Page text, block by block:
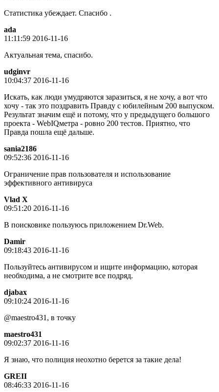
Статистика убеждает. Спасибо .
ada
11:11:59 2016-11-16
Актуальная тема, спасибо.
udginvr
10:04:37 2016-11-16
Искать, как люди умудряются заразиться, я не хочу, а вот что
хочу - так это поздравить Правду с юбилейным 200 выпуском.
Результат значим ещё и потому, что у предыдущего большого
проекта - WebIQметра - ровно 200 тестов. Приятно, что
Правда пошла ещё дальше.
sania2186
09:52:36 2016-11-16
Ограничение прав пользователя и использование
эффективного антивируса
Vlad X
09:51:20 2016-11-16
В поисковике пользуюсь приложением Dr.Web.
Damir
09:18:43 2016-11-16
Пользуйтесь антивирусом и ищите информацию, которая
необходима, а не смотрите все подряд.
djabax
09:10:24 2016-11-16
@maestro431, в точку
maestro431
09:02:37 2016-11-16
Я знаю, что полиция неохотно берется за такие дела!
GREII
08:46:33 2016-11-16